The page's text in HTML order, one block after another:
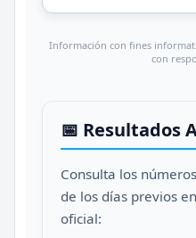
Información con fines
con
📅 Resultados
Consulta los
de los días previos
oficial: